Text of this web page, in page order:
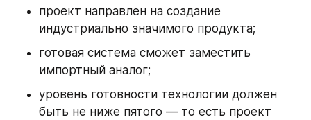
проект направлен на создание
индустриально значимого продукта;
готовая система сможет заместить
импортный аналог;
уровень готовности технологии должен
быть не ниже пятого — то есть проект